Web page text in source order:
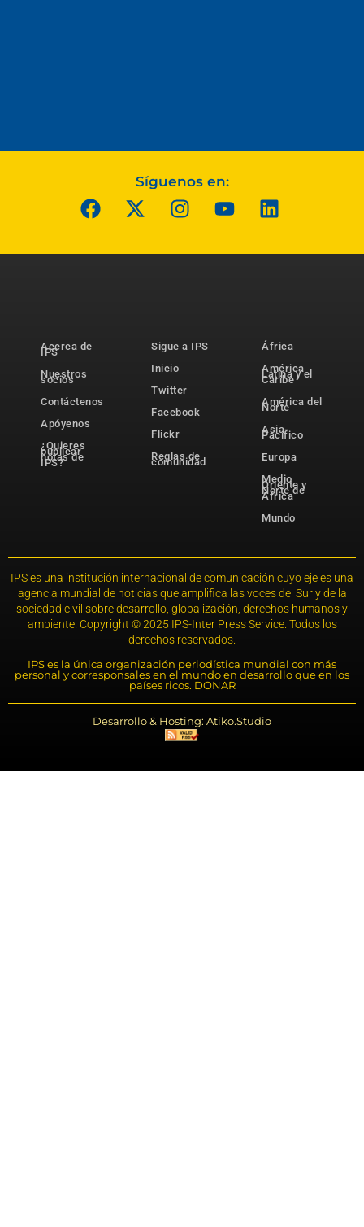
Síguenos en:
Acerca de
IPS
Nuestros
socios
Contáctenos
Apóyenos
¿Quieres
publicar
notas de
IPS?
Sigue a IPS
Inicio
Twitter
Facebook
Flickr
Reglas de
comunidad
África
América
Latina y el
Caribe
América del
Norte
Asia-
Pacífico
Europa
Medio
Oriente y
Norte de
África
Mundo
IPS es una institución internacional de comunicación cuyo eje es una
agencia mundial de noticias que amplifica las voces del Sur y de la
sociedad civil sobre desarrollo, globalización, derechos humanos y
ambiente. Copyright © 2025 IPS-Inter Press Service. Todos los
derechos reservados.
IPS es la única organización periodística mundial con más
personal y corresponsales en el mundo en desarrollo que en los
países ricos. DONAR
Desarrollo & Hosting: Atiko.Studio